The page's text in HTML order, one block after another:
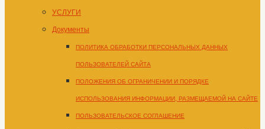
УСЛУГИ
Документы
ПОЛИТИКА ОБРАБОТКИ ПЕРСОНАЛЬНЫХ ДАННЫХ
ПОЛЬЗОВАТЕЛЕЙ САЙТА
ПОЛОЖЕНИЯ ОБ ОГРАНИЧЕНИИ И ПОРЯДКЕ
ИСПОЛЬЗОВАНИЯ ИНФОРМАЦИИ, РАЗМЕЩАЕМОЙ НА САЙТЕ
ПОЛЬЗОВАТЕЛЬСКОЕ СОГЛАШЕНИЕ